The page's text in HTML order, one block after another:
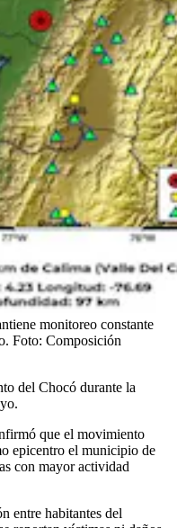
monitoreo constante
Foto: Composición
del Chocó durante la
que el movimiento
epicentro el municipio de
con mayor actividad
entre habitantes del